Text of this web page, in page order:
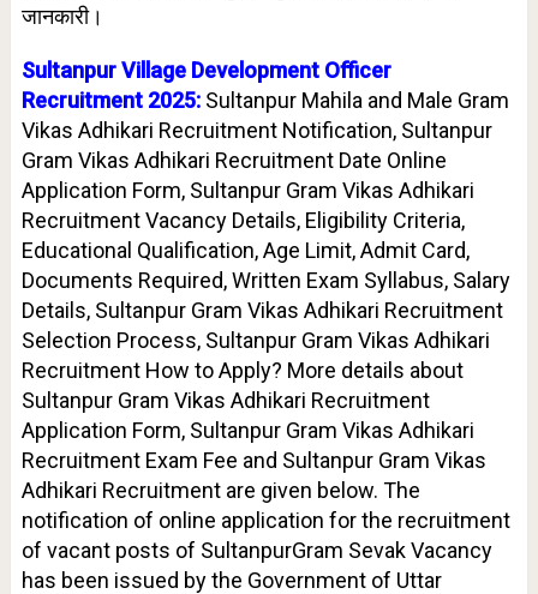
जानकारी।
Sultanpur Village Development Officer
Recruitment 2025: Sultanpur Mahila and Male Gram
Vikas Adhikari Recruitment Notification, Sultanpur
Gram Vikas Adhikari Recruitment Date Online
Application Form, Sultanpur Gram Vikas Adhikari
Recruitment Vacancy Details, Eligibility Criteria,
Educational Qualification, Age Limit, Admit Card,
Documents Required, Written Exam Syllabus, Salary
Details, Sultanpur Gram Vikas Adhikari Recruitment
Selection Process, Sultanpur Gram Vikas Adhikari
Recruitment How to Apply? More details about
Sultanpur Gram Vikas Adhikari Recruitment
Application Form, Sultanpur Gram Vikas Adhikari
Recruitment Exam Fee and Sultanpur Gram Vikas
Adhikari Recruitment are given below. The
notification of online application for the recruitment
of vacant posts of SultanpurGram Sevak Vacancy
has been issued by the Government of Uttar